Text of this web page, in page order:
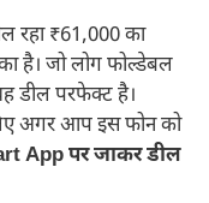
रहा ₹61,000 का
है। जो लोग फोल्डेबल
डील परफेक्ट है।
अगर आप इस फोन को
App पर जाकर डील